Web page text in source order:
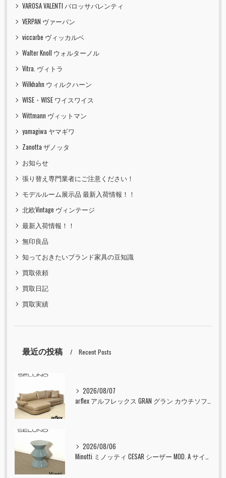
VAROSA VALENTI バロッサバレンティ
VERPAN ヴァーパン
viccarbe ヴィッカルベ
Walter Knoll ウォルターノル
Vitra. ヴィトラ
Wilkhahn ウィルクハーン
WISE・WISE ワイスワイス
Wittmann ヴィットマン
yamagiwa ヤマギワ
Zanotta ザノッタ
お知らせ
張り替え専門業者にご注意ください！
モデルルーム展示品 最新入荷情報！！
北欧Vintage ヴィンテージ
最新入荷情報！！
無印良品
知っておきたいブランド家具の豆知識
買取依頼
買取日記
買取実績
最近の投稿 Recent Posts
2026/08/07
2026/08/06